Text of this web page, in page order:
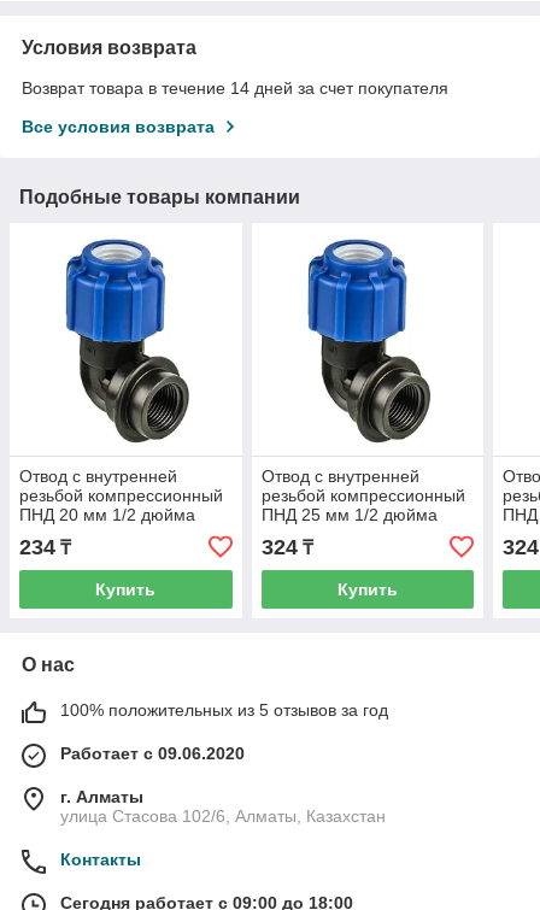
Условия возврата
Возврат товара в течение 14 дней за счет покупателя
Все условия возврата
Подобные товары компании
Отвод с внутренней
резьбой компрессионный
ПНД 20 мм 1/2 дюйма
234 ₸
Купить
Отвод с внутренней
резьбой компрессионный
ПНД 25 мм 1/2 дюйма
324₸
Купить
ПНД
324
О нас
100% положительных из 5 отзывов за год
Работает с 09.06.2020
г. Алматы
улица Стасова 102/6, Алматы, Казахстан
Контакты
Сегодня работает с 09:00 до 18:00